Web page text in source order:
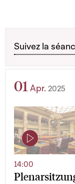
Suivez la
01Apr. 2025
14:00